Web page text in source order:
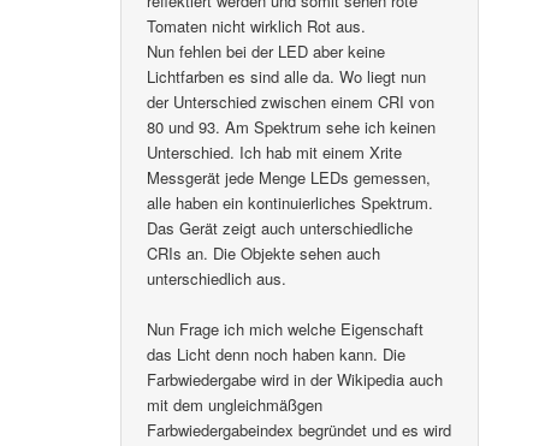
Tomaten nicht wirklich Rot aus.
Nun fehlen bei der LED aber keine
Lichtfarben es sind alle da. Wo liegt nun
der Unterschied zwischen einem CRI von
80 und 93. Am Spektrum sehe ich keinen
Unterschied. Ich hab mit einem Xrite
Messgerät jede Menge LEDs gemessen,
alle haben ein kontinuierliches Spektrum.
Das Gerät zeigt auch unterschiedliche
CRIs an. Die Objekte sehen auch
unterschiedlich aus.
Nun Frage ich mich welche Eigenschaft
das Licht denn noch haben kann. Die
Farbwiedergabe wird in der Wikipedia auch
mit dem ungleichmäßgen
Farbwiedergabeindex begründet und es wird